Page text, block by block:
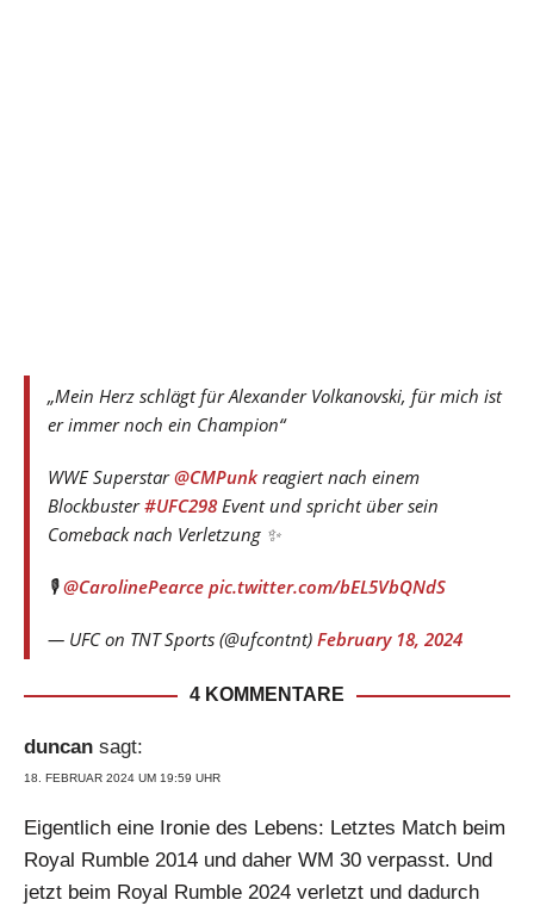
„Mein Herz schlägt für Alexander Volkanovski, für mich ist
er immer noch ein Champion“
WWE Superstar@CMPunkreagiert nach einem
Blockbuster#UFC298Event und spricht über sein
Comeback nach Verletzung ✨
🎙️@CarolinePearce pic.twitter.com/bEL5VbQNdS
— UFC on TNT Sports (@ufcontnt) February 18, 2024
4 KOMMENTARE
duncan sagt:
18. FEBRUAR 2024 UM 19:59 UHR
Eigentlich eine Ironie des Lebens: Letztes Match beim
Royal Rumble 2014 und daher WM 30 verpasst. Und
jetzt beim Royal Rumble 2024 verletzt und dadurch